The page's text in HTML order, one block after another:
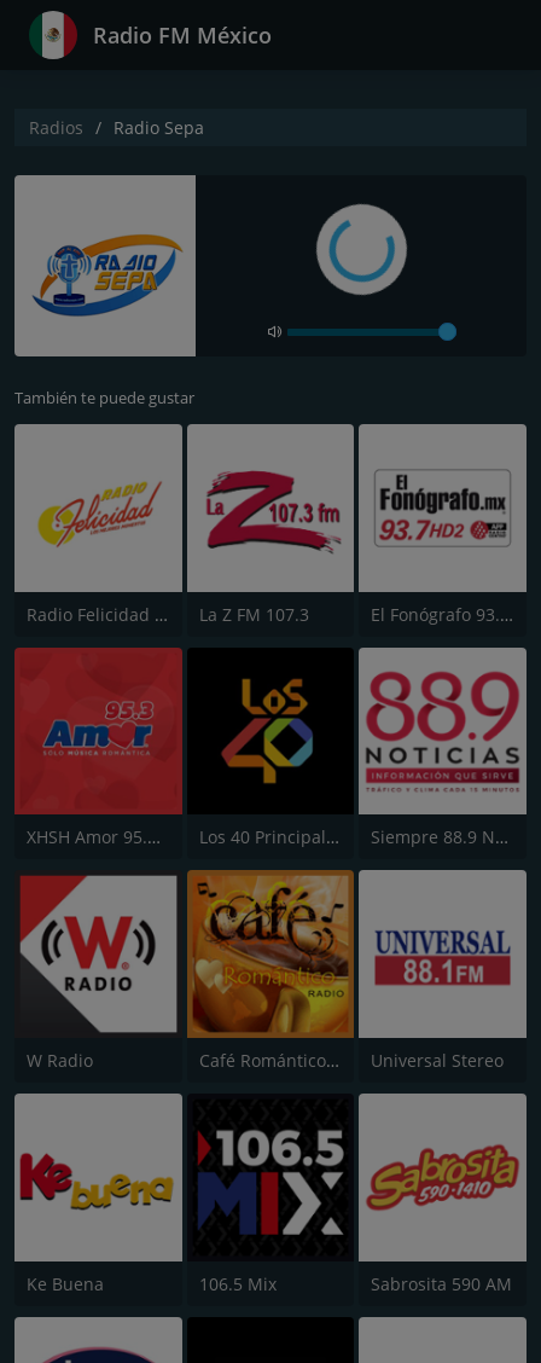
Radio FM México
Radios Radio Sepa
También te puede gustar
Radio Felicidad 1180 AM La Z FM 107.3 El Fonógrafo 93.7 FM HD2
XHSH Amor 95.3 FM Los 40 Principales Siempre 88.9 Noticias
W Radio Café Romántico Radio Universal Stereo
Ke Buena 106.5 Mix Sabrosita 590 AM